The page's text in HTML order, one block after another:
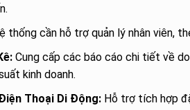
thống cần hỗ trợ quản lý nhân viên,
Cung cấp các báo cáo chi tiết về
kinh doanh.
Thoại Di Động:Hỗ trợ tích hợp